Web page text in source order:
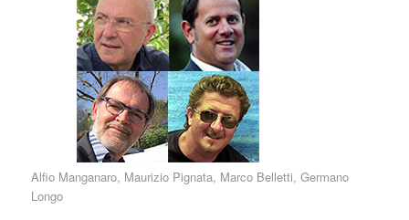
Alfio Manganaro, Maurizio Pignata, Marco Belletti, Germano
Longo